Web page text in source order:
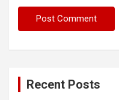
Recent Posts